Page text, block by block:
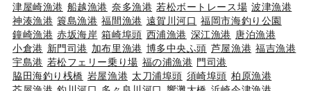
津屋崎漁港 船越漁港 奈多漁港 若松ボートレース場 波津漁港
神湊漁港 簑島漁港 福間漁港 遠賀川河口 福岡市海釣り公園
鐘崎漁港 赤坂海岸 箱崎埠頭 西浦漁港 深江漁港 唐泊漁港
小倉港 新門司港 加布里漁港 博多中央ふ頭 芦屋漁港 福吉漁港
宇島港 若松フェリー乗り場 福の浦漁港 門司港
脇田海釣り桟橋 岩屋漁港 太刀浦埠頭 須崎埠頭 柏原漁港